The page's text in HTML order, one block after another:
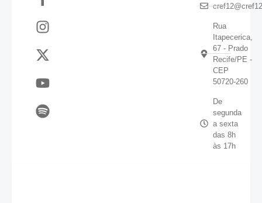
Rua
Itapecerica,
67 - Prado
Recife/PE -
CEP
50720-260
De
segunda
a sexta
das 8h
às 17h